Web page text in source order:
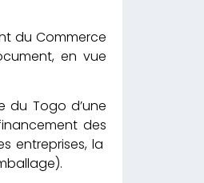
du Commerce
en vue
du Togo d’une
des
entreprises, la